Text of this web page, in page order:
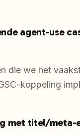
agent-use
die we het
koppeling
met titel/meta-